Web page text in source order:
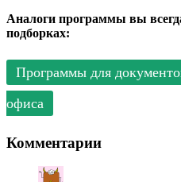
Аналоги программы вы
подборках:
Программы для
офиса
Комментарии